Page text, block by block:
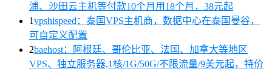
浦、沙田云主机等付款10个月用18个月，38元起
1vpshispeed：泰国VPS主机商，数据中心在泰国曼谷，
可自定义配置
2baehost：阿根廷、哥伦比亚、法国、加拿大等地区
VPS、独立服务器,1核/1G/50G/不限流量/9美元起，特价